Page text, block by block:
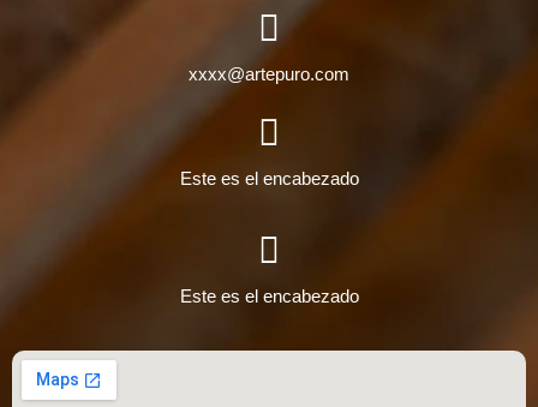
xxxx@artepuro.com
Este es el encabezado
Este es el encabezado